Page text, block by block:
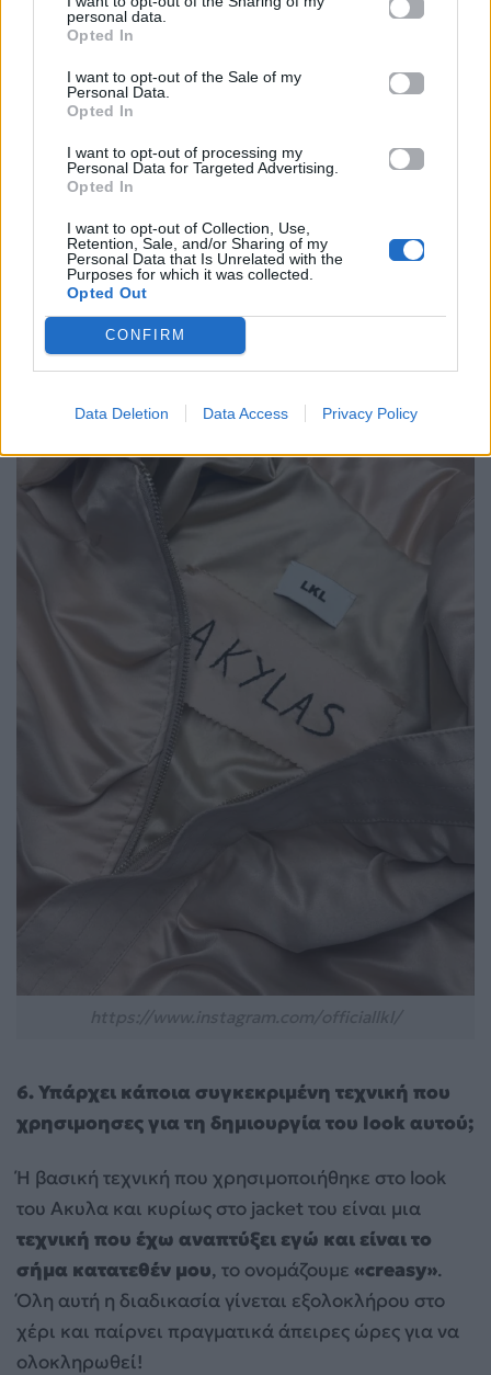
personal data.
Opted In
I want to opt-out of the Sale of my
Personal Data.
Opted In
I want to opt-out of processing my
Personal Data for Targeted Advertising.
Opted In
I want to opt-out of Collection, Use,
Retention, Sale, and/or Sharing of my
Personal Data that Is Unrelated with the
Purposes for which it was collected.
Opted Out
CONFIRM
Data Deletion Data Access Privacy Policy
Το αντρικό ρούχο είναι μια εντελώς διαφορετική
φιλοσοφία από το γυναικείο άλλοι κώδικες άλλες
τεχνικές!
Πιστεύω ο Ακυλας ήταν το έναυσμα
που χρειαζόμουν για να ξεκινήσω
6. Υπάρχει κάποια συγκεκριμένη τεχνική που
χρησιμοησες για τη δημιουργία του look αυτού;
Ή βασική τεχνική που χρησιμοποιήθηκε στο look
του Ακυλα και κυρίως στο jacket του είναι μια
τεχνική που έχω αναπτύξει εγώ και είναι το
σήμα κατατεθέν μου, το ονομάζουμε «creasy».
Όλη αυτή η διαδικασία γίνεται εξολοκλήρου στο
χέρι και παίρνει πραγματικά άπειρες ώρες για να
ολοκληρωθεί!